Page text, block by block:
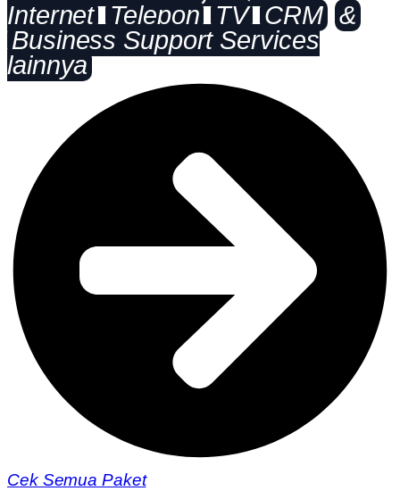
Internet
Telepon TV CRM &
Business Support Services
lainnya
Cek Semua Paket